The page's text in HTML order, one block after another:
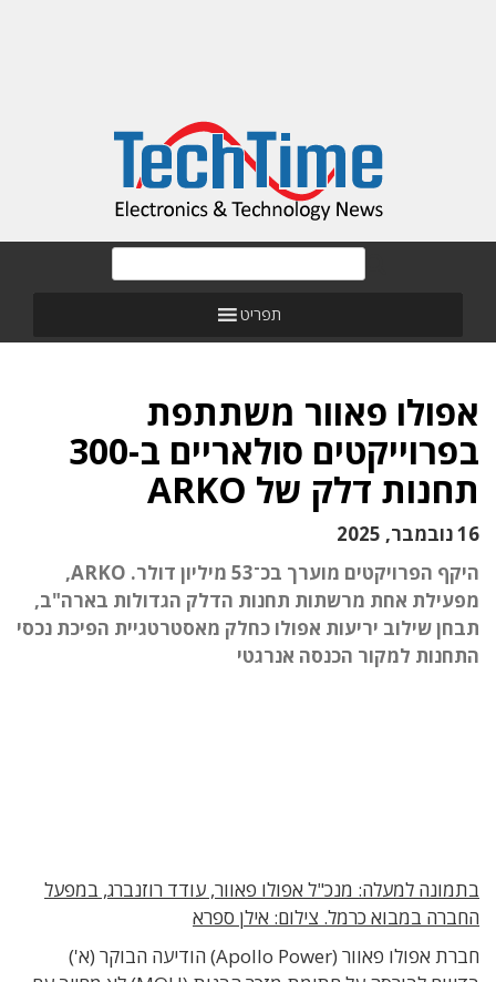
תפריט
אפולו פאוור משתתפת
בפרוייקטים סולאריים ב-300
תחנות דלק של ARKO
16 נובמבר, 2025
היקף הפרויקטים מוערך בכ־53 מיליון דולר. ARKO,
מפעילת אחת מרשתות תחנות הדלק הגדולות בארה"ב,
תבחן שילוב יריעות אפולו כחלק מאסטרטגיית הפיכת נכסי
התחנות למקור הכנסה אנרגטי
בתמונה למעלה: מנכ"ל אפולו פאוור, עודד רוזנברג, במפעל
החברה במבוא כרמל. צילום: אילן ספרא
חברת אפולו פאוור (Apollo Power) הודיעה הבוקר (א')